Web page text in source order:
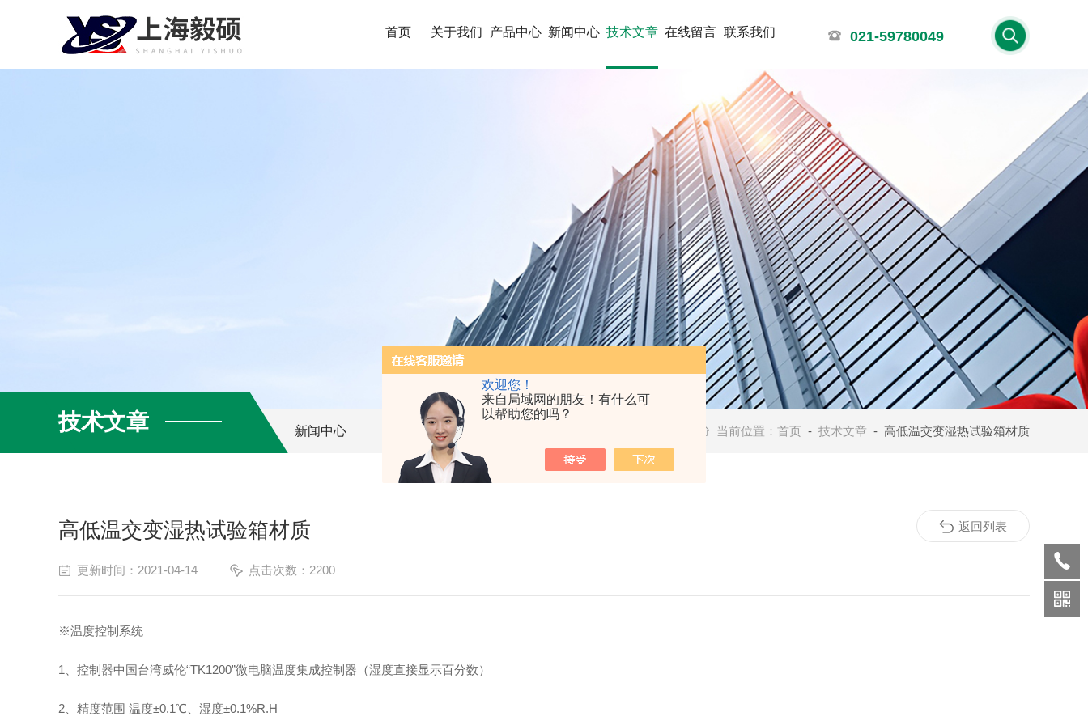
欢迎您！
来自局域网的朋友！有什么可
以帮助您的吗？
首页 关于我们 产品中心 新闻中心 技术文章 在线留言 联系我们 021-59780049
技术文章 新闻中心 技术文章 当前位置： 首页 - 技术文章 - 高低温交变湿热试验箱材质
高低温交变湿热试验箱材质
更新时间：2021-04-14 点击次数：2200
※温度控制系统
1、控制器中国台湾威伦“TK1200”微电脑温度集成控制器（湿度直接显示百分数）
2、精度范围 温度±0.1℃、湿度±0.1%R.H
返回列表